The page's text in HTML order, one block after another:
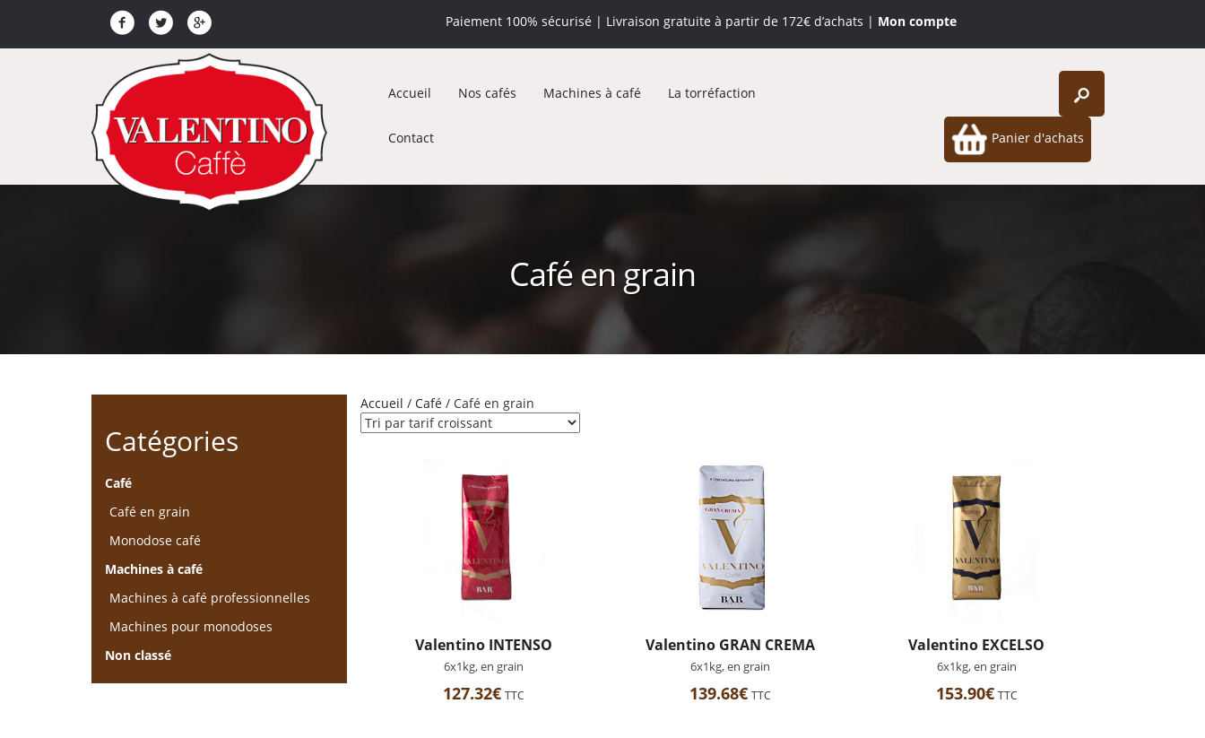
Paiement 100% sécurisé | Livraison gratuite à partir de 172€ d’achats | Mon compte
Accueil Nos cafés Machines à café La torréfaction
Contact Panier d'achats
Café en grain
Catégories
Café
Café en grain
Monodose café
Machines à café
Machines à café professionnelles
Machines pour monodoses
Non classé
Accueil / Café / Café en grain
Valentino INTENSO
6x1kg, en grain
127.32€ TTC
Valentino GRAN CREMA
6x1kg, en grain
139.68€ TTC
Valentino EXCELSO
6x1kg, en grain
153.90€ TTC